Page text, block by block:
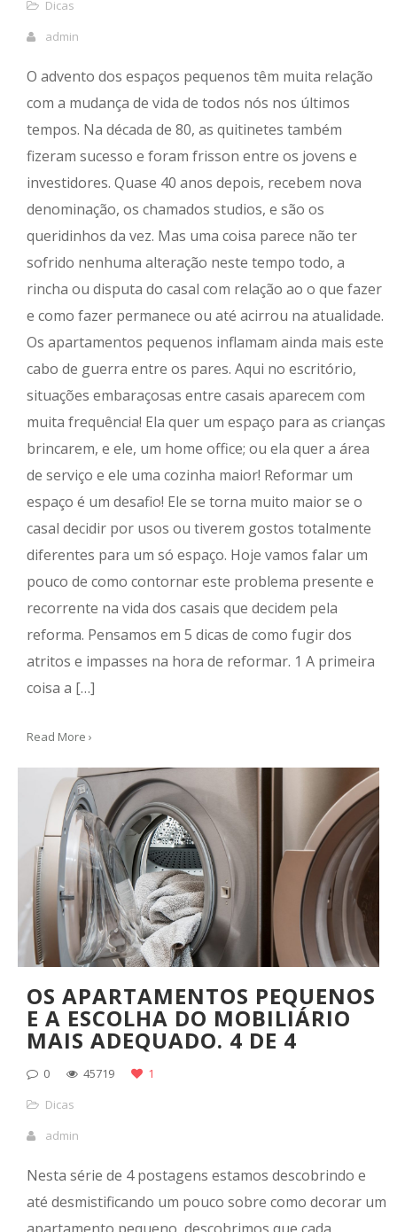
Dicas
admin
O advento dos espaços pequenos têm muita relação
com a mudança de vida de todos nós nos últimos
tempos. Na década de 80, as quitinetes também
fizeram sucesso e foram frisson entre os jovens e
investidores. Quase 40 anos depois, recebem nova
denominação, os chamados studios, e são os
queridinhos da vez. Mas uma coisa parece não ter
sofrido nenhuma alteração neste tempo todo, a
rincha ou disputa do casal com relação ao o que fazer
e como fazer permanece ou até acirrou na atualidade.
Os apartamentos pequenos inflamam ainda mais este
cabo de guerra entre os pares. Aqui no escritório,
situações embaraçosas entre casais aparecem com
muita frequência! Ela quer um espaço para as crianças
brincarem, e ele, um home office; ou ela quer a área
de serviço e ele uma cozinha maior! Reformar um
espaço é um desafio! Ele se torna muito maior se o
casal decidir por usos ou tiverem gostos totalmente
diferentes para um só espaço. Hoje vamos falar um
pouco de como contornar este problema presente e
recorrente na vida dos casais que decidem pela
reforma. Pensamos em 5 dicas de como fugir dos
atritos e impasses na hora de reformar. 1 A primeira
coisa a […]
Read More ›
OS APARTAMENTOS PEQUENOS
E A ESCOLHA DO MOBILIÁRIO
MAIS ADEQUADO. 4 DE 4
0 45719
1
Dicas
admin
Nesta série de 4 postagens estamos descobrindo e
até desmistificando um pouco sobre como decorar um
apartamento pequeno, descobrimos que cada